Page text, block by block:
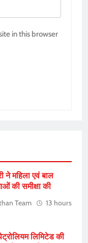
in this browser
ने महिला एवं बाल
की समीक्षा की
Team
13 hours
लिमिटेड की